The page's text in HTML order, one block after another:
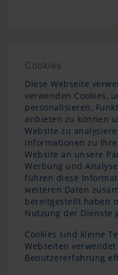
Cookies
Diese Webseite
verwenden Cookies,
personalisieren,
anbieten zu können
Website zu
Informationen zu
Website an unsere
Werbung und
führen diese
weiteren Daten
bereitgestellt haben
Nutzung der Dienste
Cookies sind kleine
Webseiten
Benutzererfahrung